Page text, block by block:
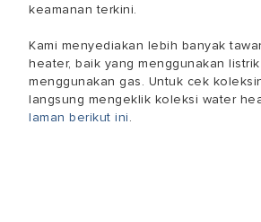
keamanan terkini.
Kami menyediakan lebih banyak
heater, baik yang menggunakan
menggunakan gas. Untuk cek
langsung mengeklik koleksi water
laman berikut ini.